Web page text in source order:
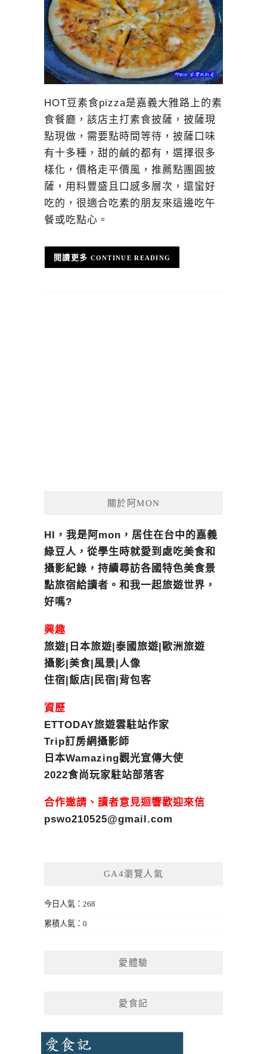
HOT豆素食pizza是嘉義大雅路上的素
食餐廳，該店主打素食披薩，披薩現
點現做，需要點時間等待，披薩口味
有十多種，甜的鹹的都有，選擇很多
樣化，價格走平價風，推薦點團圓披
薩，用料豐盛且口感多層次，還蠻好
吃的，很適合吃素的朋友來這邊吃午
餐或吃點心。
CONTINUE READING
關於阿MON
HI，我是阿mon，居住在台中的嘉義
綠豆人，從學生時就愛到處吃美食和
攝影紀錄，持續尋訪各國特色美食景
點旅宿給讀者。和我一起旅遊世界，
好嗎?
興趣
旅遊|日本旅遊|泰國旅遊|歐洲旅遊
攝影|美食|風景|人像
住宿|飯店|民宿|背包客
資歷
ETTODAY旅遊雲駐站作家
Trip訂房網攝影師
日本Wamazing觀光宣傳大使
2022食尚玩家駐站部落客
合作邀請、讀者意見迴響歡迎來信
pswo210525@gmail.com
GA4瀏覽人氣
今日人氣：268
累積人氣：0
愛體驗
愛食記